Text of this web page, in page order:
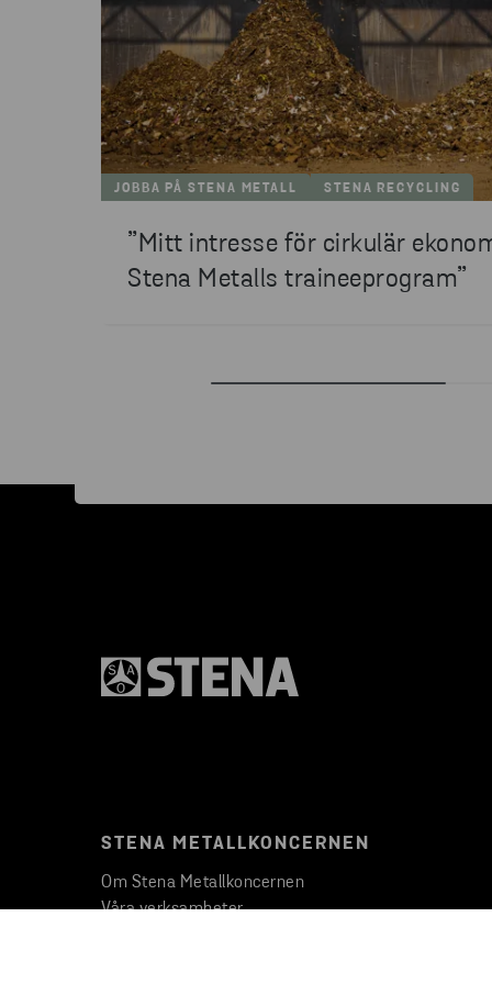
JOBBA PÅ STENA METALL STENA RECYCLING
”Mitt intresse för cirkulär
Stena Metalls traineeprogram”
STENA METALLKONCERNEN
Om Stena Metallkoncernen
Våra verksamheter